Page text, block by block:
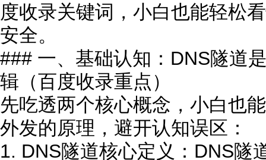
度收录关键词，小白也能轻松
安全。
### 一、基础认知：DNS隧道
辑（百度收录重点）
先吃透两个核心概念，小白也
外发的原理，避开认知误区：
1. DNS隧道核心定义：DNS隧